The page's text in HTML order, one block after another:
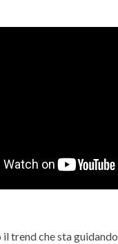
trend che sta